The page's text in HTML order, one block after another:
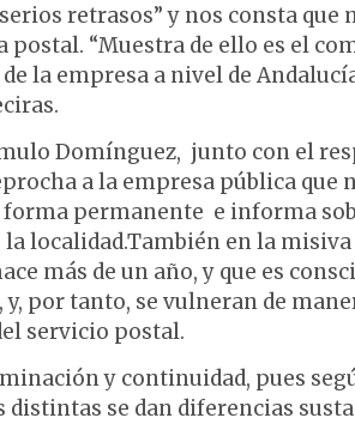
retrasos” y nos consta que
“Muestra de ello es el
la empresa a nivel de
Domínguez, junto con el
a la empresa pública que
permanente e informa
localidad.También en la
más de un año, y que es
por tanto, se vulneran de
servicio postal.
y continuidad, pues
se dan diferencias